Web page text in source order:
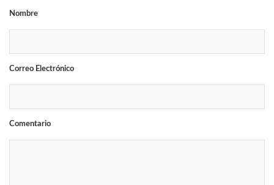
Nombre
Correo Electrónico
Comentario